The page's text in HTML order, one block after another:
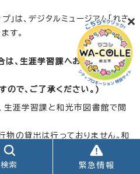
」は、デジタルミュージアム「れき
す。
は、生涯学習課へお問い合わせ
ので、ご了承ください。)
生涯学習課と和光市図書館で閲
の貸出は行っておりません。和
料もありますので、貸出を希望
料かどうかを和光市図書館にお
検索 緊急情報